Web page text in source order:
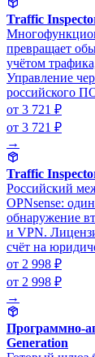
Traffic
превращает
учётом
Управление
российского
от 3 721 ₽
от 3 721 ₽
→
Traffic
Российский
OPNsense:
обнаружение
и VPN.
счёт на
от 2 998 ₽
от 2 998 ₽
→
Программно-
Generation